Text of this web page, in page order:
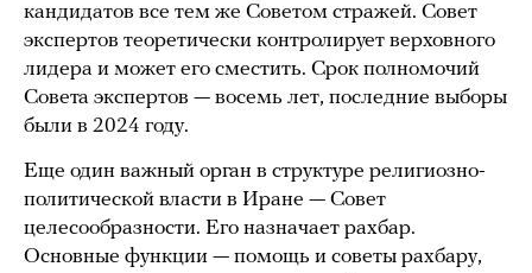
кандидатов все тем же Советом стражей. Совет
экспертов теоретически контролирует верховного
лидера и может его сместить. Срок полномочий
Совета экспертов — восемь лет, последние выборы
были в 2024 году.
Еще один важный орган в структуре религиозно-
политической власти в Иране — Совет
целесообразности. Его назначает рахбар.
Основные функции — помощь и советы рахбару,